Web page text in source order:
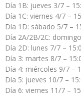
Día 1B: jueves 3/7 –
Día 1C: viernes 4/7 –
Día 1D: sábado 5/7 –
Día 2A/2B/2C:
Día 2D: lunes 7/7 –
Día 3: martes 8/7 –
Día 4: miércoles 9/7 –
Día 5: jueves 10/7 –
Día 6: viernes 11/7 –